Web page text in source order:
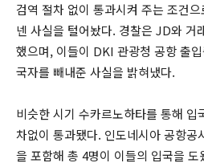
검역 절차 없이 통과시켜 주는 조건
넨 사실을 털어놨다. 경찰은 JD와 거
했으며, 이들이 DKI 관광청 공항 출
국자를 빼내준 사실을 밝혀냈다.
비슷한 시기 수카르노하타를 통해 입
차없이 통과됐다. 인도네시아 공항공
을 포함해 총 4명이 이들의 입국을 도